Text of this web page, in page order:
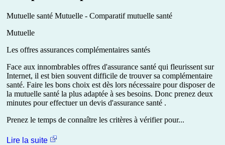
Mutuelle santé Mutuelle - Comparatif mutuelle santé
Mutuelle
Les offres assurances complémentaires santés
Face aux innombrables offres d'assurance santé qui fleurissent sur
Internet, il est bien souvent difficile de trouver sa complémentaire
santé. Faire les bons choix est dès lors nécessaire pour disposer de
la mutuelle santé la plus adaptée à ses besoins. Donc prenez deux
minutes pour effectuer un devis d'assurance santé .
Prenez le temps de connaître les critères à vérifier pour...
Lire la suite